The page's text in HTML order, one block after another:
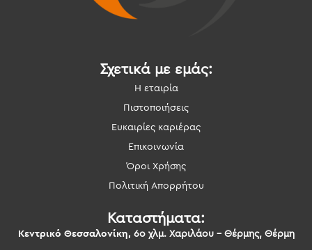
Σχετικά με εμάς:
Η εταιρία
Πιστοποιήσεις
Ευκαιρίες καριέρας
Επικοινωνία
Όροι Χρήσης
Πολιτική Απορρήτου
Καταστήματα:
Κεντρικό Θεσσαλονίκη, 6ο χλμ. Χαριλάου – Θέρμης, Θέρμη